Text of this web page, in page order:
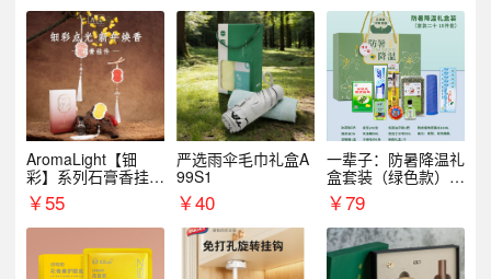
AromaLight【钿
彩】系列石膏香挂
（代发香味随机）
￥55
严选雨伞毛巾礼盒A
99S1
￥40
一辈子：防暑降温礼
盒套装（绿色款）支
持自由搭配
￥79